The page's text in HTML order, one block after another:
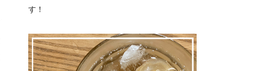
す！